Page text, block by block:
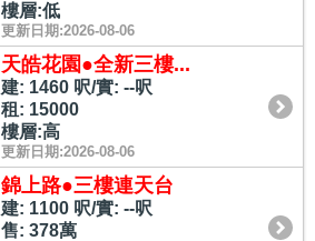
樓層:低
更新日期:2026-08-06
天皓花園●全新三樓...
建: 1460 呎/實: --呎
租: 15000
樓層:高
更新日期:2026-08-06
錦上路●三樓連天台
建: 1100 呎/實: --呎
售: 378萬